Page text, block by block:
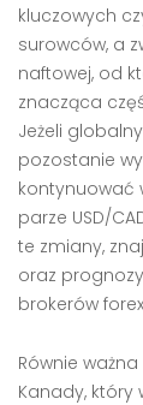
kluczowych
surowców, a
naftowej, od
znacząca
Jeżeli
pozostanie
kontynuować
parze USD/
te zmiany,
oraz
brokerów
Równie
Kanady, który